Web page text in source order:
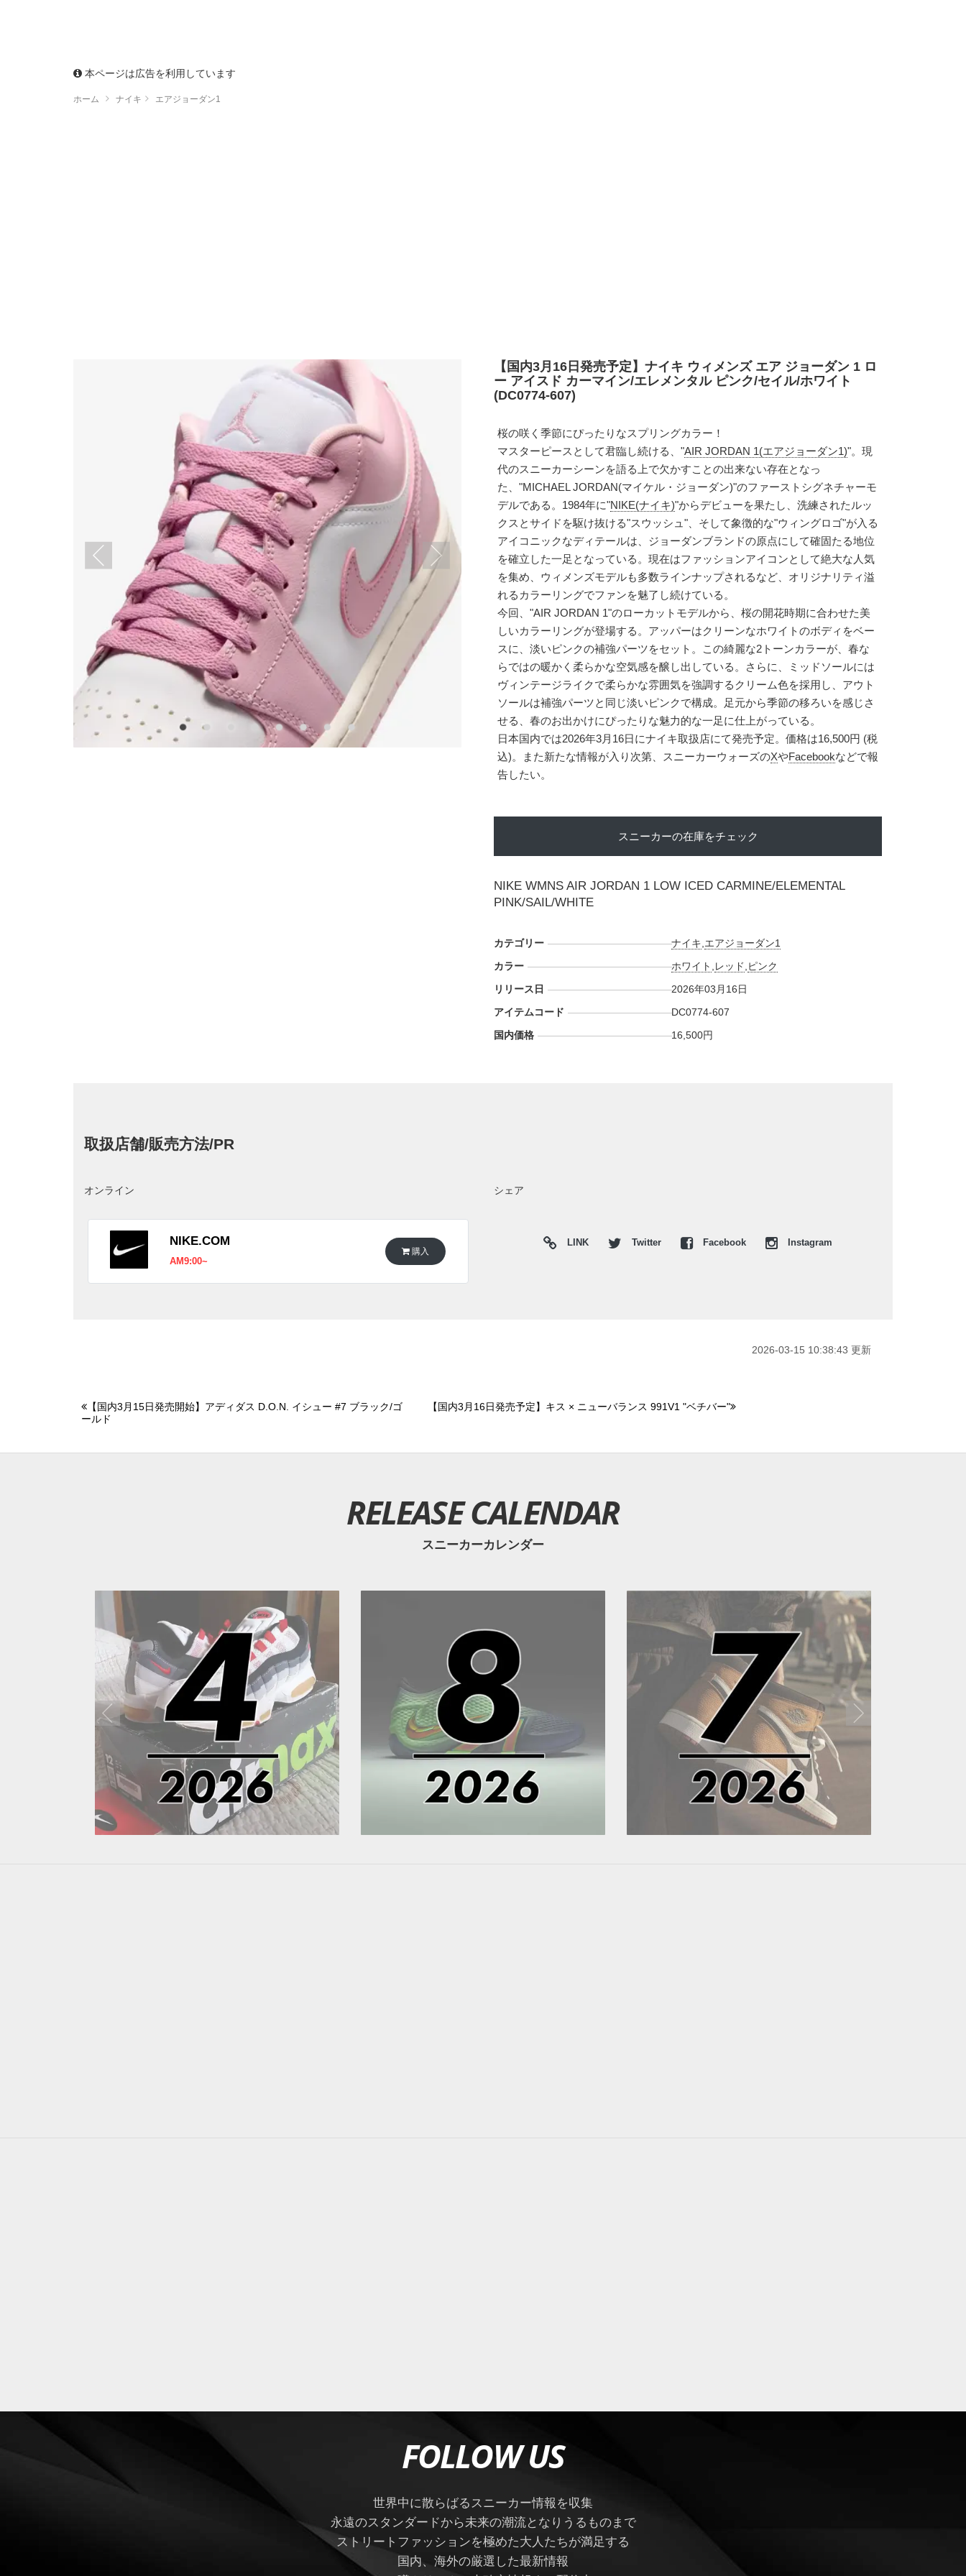
本ページは広告を利用しています
ホーム ナイキ エアジョーダン1
【国内3月16日発売予定】ナイキ ウィメンズ エア ジョーダン 1 ロ
ー アイスド カーマイン/エレメンタル ピンク/セイル/ホワイト
(DC0774-607)
桜の咲く季節にぴったりなスプリングカラー！
マスターピースとして君臨し続ける、"AIR JORDAN 1(エアジョーダン1)"。現
代のスニーカーシーンを語る上で欠かすことの出来ない存在となっ
た、"MICHAEL JORDAN(マイケル・ジョーダン)"のファーストシグネチャーモ
デルである。1984年に"NIKE(ナイキ)"からデビューを果たし、洗練されたルッ
クスとサイドを駆け抜ける"スウッシュ"、そして象徴的な"ウィングロゴ"が入る
アイコニックなディテールは、ジョーダンブランドの原点にして確固たる地位
を確立した一足となっている。現在はファッションアイコンとして絶大な人気
を集め、ウィメンズモデルも多数ラインナップされるなど、オリジナリティ溢
れるカラーリングでファンを魅了し続けている。
今回、"AIR JORDAN 1"のローカットモデルから、桜の開花時期に合わせた美
しいカラーリングが登場する。アッパーはクリーンなホワイトのボディをベー
スに、淡いピンクの補強パーツをセット。この綺麗な2トーンカラーが、春な
らではの暖かく柔らかな空気感を醸し出している。さらに、ミッドソールには
ヴィンテージライクで柔らかな雰囲気を強調するクリーム色を採用し、アウト
ソールは補強パーツと同じ淡いピンクで構成。足元から季節の移ろいを感じさ
せる、春のお出かけにぴったりな魅力的な一足に仕上がっている。
日本国内では2026年3月16日にナイキ取扱店にて発売予定。価格は16,500円 (税
込)。また新たな情報が入り次第、スニーカーウォーズのXやFacebookなどで報
告したい。
スニーカーの在庫をチェック
NIKE WMNS AIR JORDAN 1 LOW ICED CARMINE/ELEMENTAL
PINK/SAIL/WHITE
カテゴリー ナイキ エアジョーダン1
カラー
ホワイト レッド ピンク
リリース日
2026年03月16日
アイテムコード
DC0774-607
国内価格
16,500円
取扱店舗/販売方法/PR
オンライン
NIKE.COM
AM9:00~
購入
シェア
LINK Twitter Facebook Instagram
2026-03-15 10:38:43 更新
【国内3月15日発売開始】アディダス D.O.N. イシュー #7 ブラック/ゴ
ールド
【国内3月16日発売予定】キス × ニューバランス 991V1 "ベチバー"
RELEASE CALENDAR
スニーカーカレンダー
FOLLOW US
世界中に散らばるスニーカー情報を収集
永遠のスタンダードから未来の潮流となりうるものまで
ストリートファッションを極めた大人たちが満足する
国内、海外の厳選した最新情報